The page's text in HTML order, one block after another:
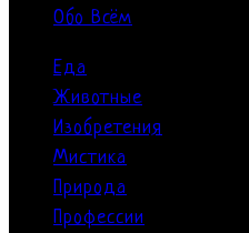
Обо Всём
Еда
Животные
Изобретения
Мистика
Природа
Профессии